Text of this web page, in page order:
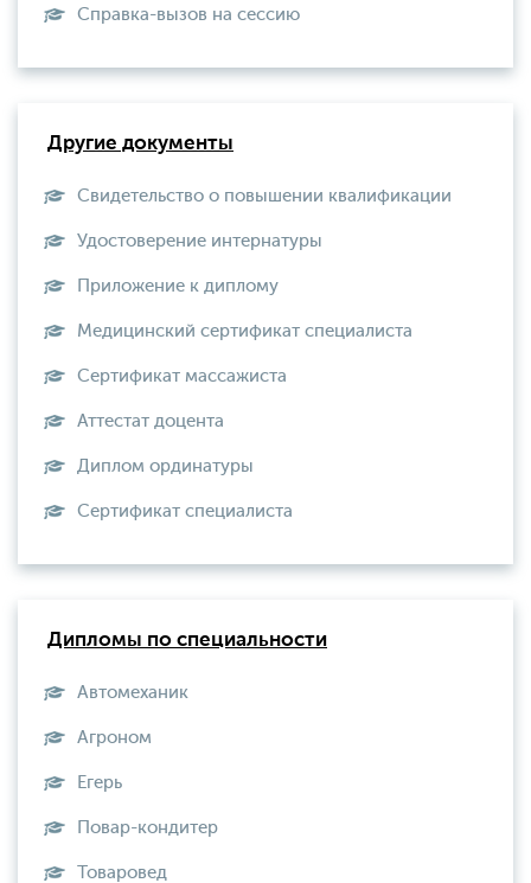
Справка-вызов на сессию
Другие документы
Свидетельство о повышении квалификации
Удостоверение интернатуры
Приложение к диплому
Медицинский сертификат специалиста
Сертификат массажиста
Аттестат доцента
Диплом ординатуры
Сертификат специалиста
Дипломы по специальности
Автомеханик
Агроном
Егерь
Повар-кондитер
Товаровед